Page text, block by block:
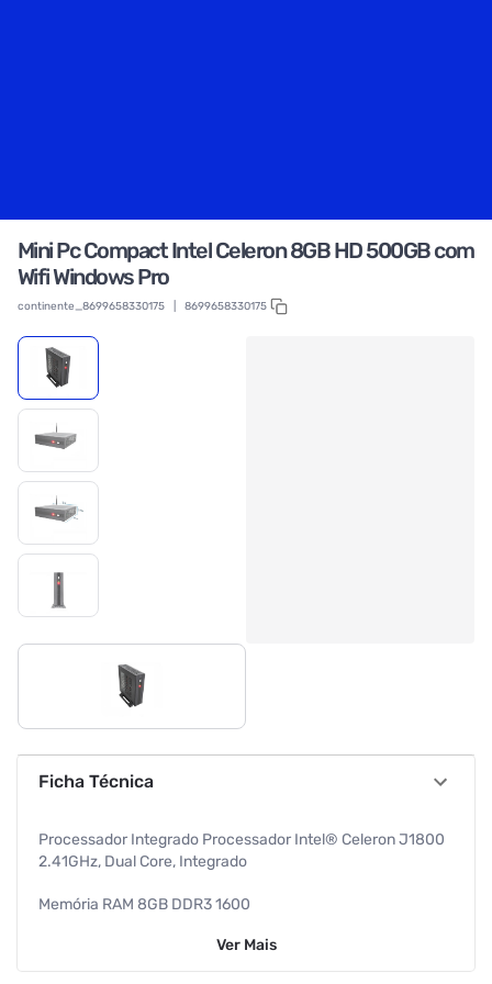
Mini Pc Compact Intel Celeron 8GB HD 500GB com
Wifi Windows Pro
continente_8699658330175 8699658330175
Ficha Técnica
Processador Integrado Processador Intel® Celeron J1800
2.41GHz, Dual Core, Integrado
Memória RAM 8GB DDR3 1600
Ver Mais